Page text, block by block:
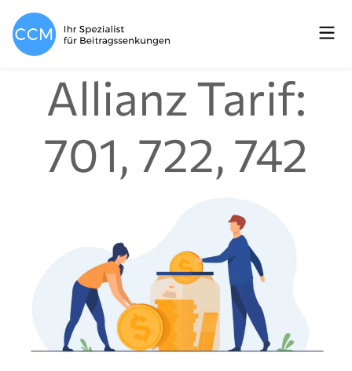
Allianz Tarif:
701, 722, 742